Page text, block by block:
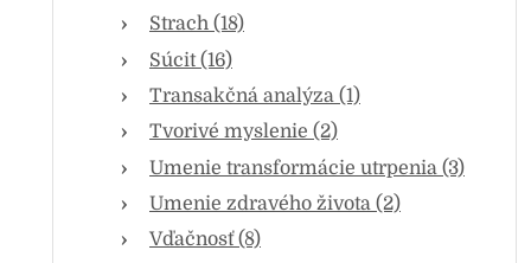
Strach (18)
Súcit (16)
Transakčná analýza (1)
Tvorivé myslenie (2)
Umenie transformácie utrpenia (3)
Umenie zdravého života (2)
Vďačnosť (8)